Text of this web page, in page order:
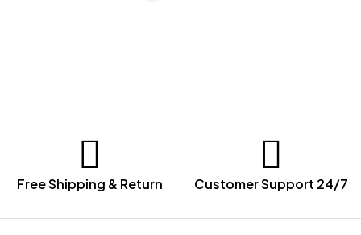
Free Shipping & Return Customer Support 24/7